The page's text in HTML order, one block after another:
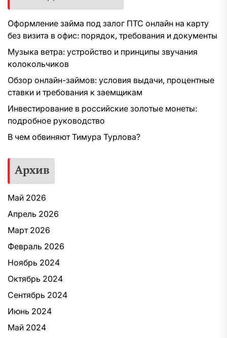
Оформление займа под залог ПТС онлайн на карту
без визита в офис: порядок, требования и документы
Музыка ветра: устройство и принципы звучания
колокольчиков
Обзор онлайн-займов: условия выдачи, процентные
ставки и требования к заемщикам
Инвестирование в российские золотые монеты:
подробное руководство
В чем обвиняют Тимура Турлова?
Архив
Май 2026
Апрель 2026
Март 2026
Февраль 2026
Ноябрь 2024
Октябрь 2024
Сентябрь 2024
Июнь 2024
Май 2024